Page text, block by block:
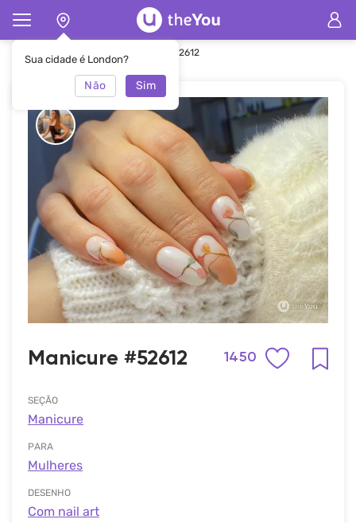
Sua cidade é London?
Não Sim
Principal Manicure Manicure #52612
Manicure #52612 1450
SEÇÃO
Manicure
PARA
Mulheres
DESENHO
Com nail art